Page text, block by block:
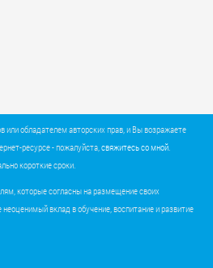
или обладателем авторских прав, и Вы возражаете
ресурсе - пожалуйста,свяжитесь со мной.
короткие сроки.
которые согласны на размещение своих
вклад в обучение, воспитание и развитие